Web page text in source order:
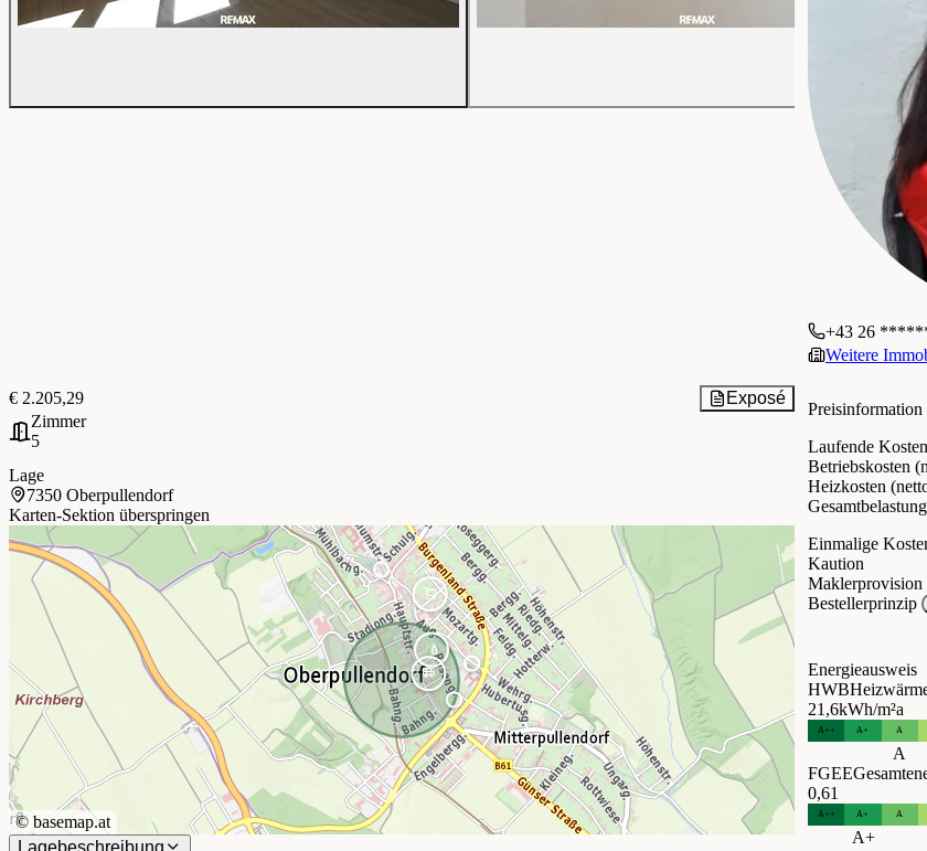
€ 2.205,29
Exposé
Zimmer
5
Lage
7350 Oberpullendorf
Karten-Sektion überspringen
© basemap.at
Lagebeschreibung
Energieausweis
HWB
21,6kWh/m²a
A++ A+ A
A
FGEE
0,61
A++ A+ A
A+
Preisinformation
Laufende Kosten
Betriebskosten
Heizkosten
Einmalige
Kaution
Maklerprovision
Bestellerprinzip
+43 26
Weitere